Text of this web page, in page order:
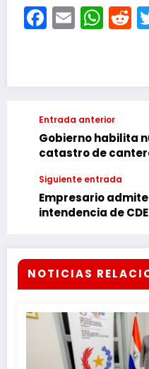
Email
Entrada anterior
Gobierno habilita
catastro de
Siguiente entrada
Empresario
intendencia de
NOTICIAS